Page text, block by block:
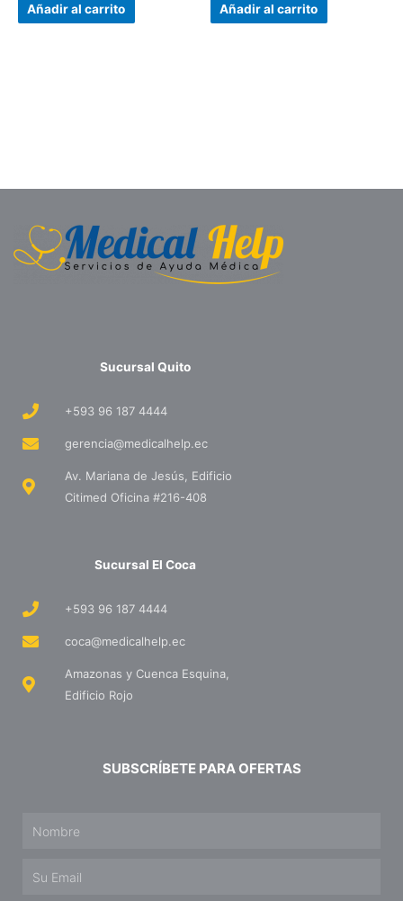
Añadir al carrito Añadir al carrito
Sucursal Quito
+593 96 187 4444
gerencia@medicalhelp.ec
Av. Mariana de Jesús, Edificio
Citimed Oficina #216-408
Sucursal El Coca
+593 96 187 4444
coca@medicalhelp.ec
Amazonas y Cuenca Esquina,
Edificio Rojo
SUBSCRÍBETE PARA OFERTAS